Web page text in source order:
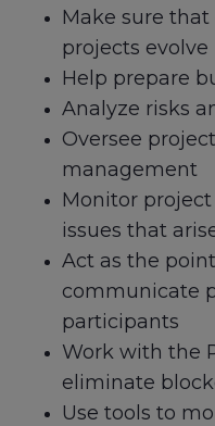
Make sure that
projects evolve
Help prepare
Analyze risks
Oversee
management
Monitor
issues that
Act as the
communicate
participants
Work with the
eliminate
Use tools to